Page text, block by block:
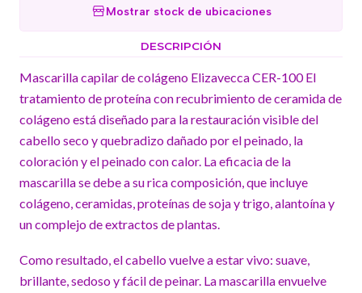
Mostrar stock de ubicaciones
DESCRIPCIÓN
Mascarilla capilar de colágeno Elizavecca CER-100 El
tratamiento de proteína con recubrimiento de ceramida de
colágeno está diseñado para la restauración visible del
cabello seco y quebradizo dañado por el peinado, la
coloración y el peinado con calor. La eficacia de la
mascarilla se debe a su rica composición, que incluye
colágeno, ceramidas, proteínas de soja y trigo, alantoína y
un complejo de extractos de plantas.
Como resultado, el cabello vuelve a estar vivo: suave,
brillante, sedoso y fácil de peinar. La mascarilla envuelve